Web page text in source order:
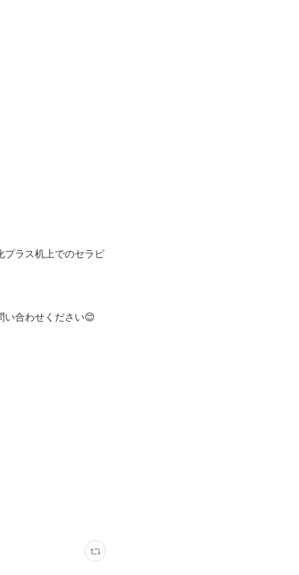
プラス机上でのセラピ
い合わせください😊